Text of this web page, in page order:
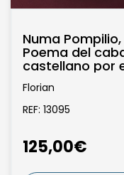
Numa
Poema del
castellano por
Florian
REF: 13095
125,00€